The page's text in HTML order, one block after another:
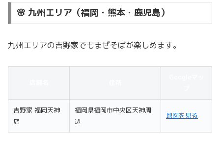
🌸 九州エリア（福岡・熊本・鹿児島）
九州エリアの吉野家でもまぜそばが楽しめます。
吉野家 福岡天神
店
福岡県福岡市中央区天神周
辺
地図を見る